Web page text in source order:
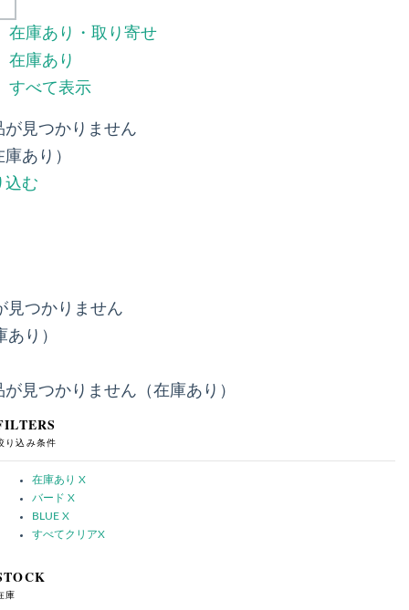
在庫あり・取り寄せ
在庫あり
すべて表示
が見つかりません
あり）
込む
見つかりません
あり）
が見つかりません（在庫あり）
り込み条件
在庫あり X
バード X
BLUE X
すべてクリアX
庫